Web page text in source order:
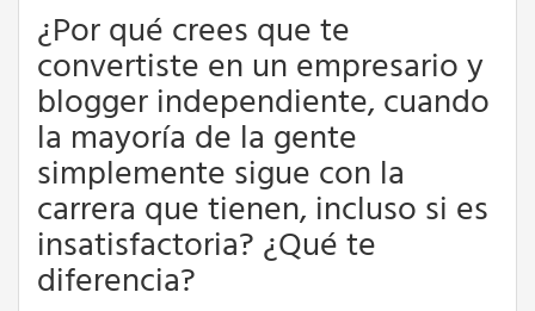
¿Por qué crees que te
convertiste en un empresario y
blogger independiente, cuando
la mayoría de la gente
simplemente sigue con la
carrera que tienen, incluso si es
insatisfactoria? ¿Qué te
diferencia?